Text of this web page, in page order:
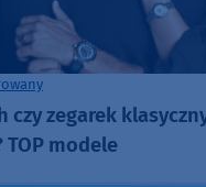
czy zegarek
TOP modele